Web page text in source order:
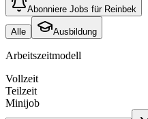
Abonniere Jobs für Reinbek
Alle Ausbildung
Arbeitszeitmodell
Vollzeit
Teilzeit
Minijob